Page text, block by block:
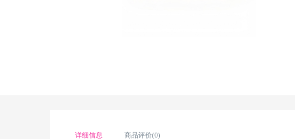
详细信息 商品评价(0)